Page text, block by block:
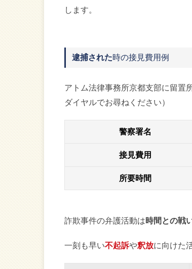
します。
逮捕された時の接見費用例
アトム法律事務所京都支部に留置
ダイヤルでお尋ねください）
警察署名
接見費用
所要時間
詐欺事件の弁護活動は時間との戦
一刻も早い不起訴や釈放に向けた